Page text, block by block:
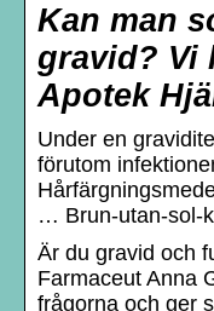
Kan man
gravid? Vi
Apotek
Under en
förutom
… Brun-utan-sol-
Är du gravid och
Farmaceut Anna
frågorna och ger